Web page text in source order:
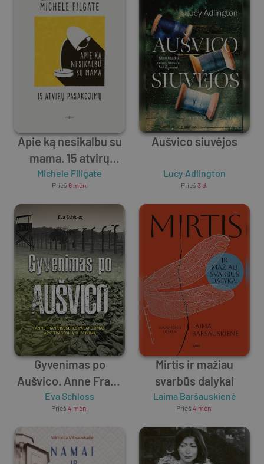
Apie ką nesikalbu su
mama. 15 atvirų
pasakojimų
Michele Filigate
Prieš 6 mėn.
Aušvico siuvėjos
Lucy Adlington
Prieš 3 d.
Gyvenimas po
Aušvico. Anne Frank
įseserės pasakojimas
apie tragediją ir
Eva Schloss
Prieš 4 mėn.
Mirtis ir mažiau
svarbūs dalykai
Laima Baršauskienė
Prieš 4 mėn.